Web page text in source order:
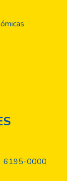
6195-0000